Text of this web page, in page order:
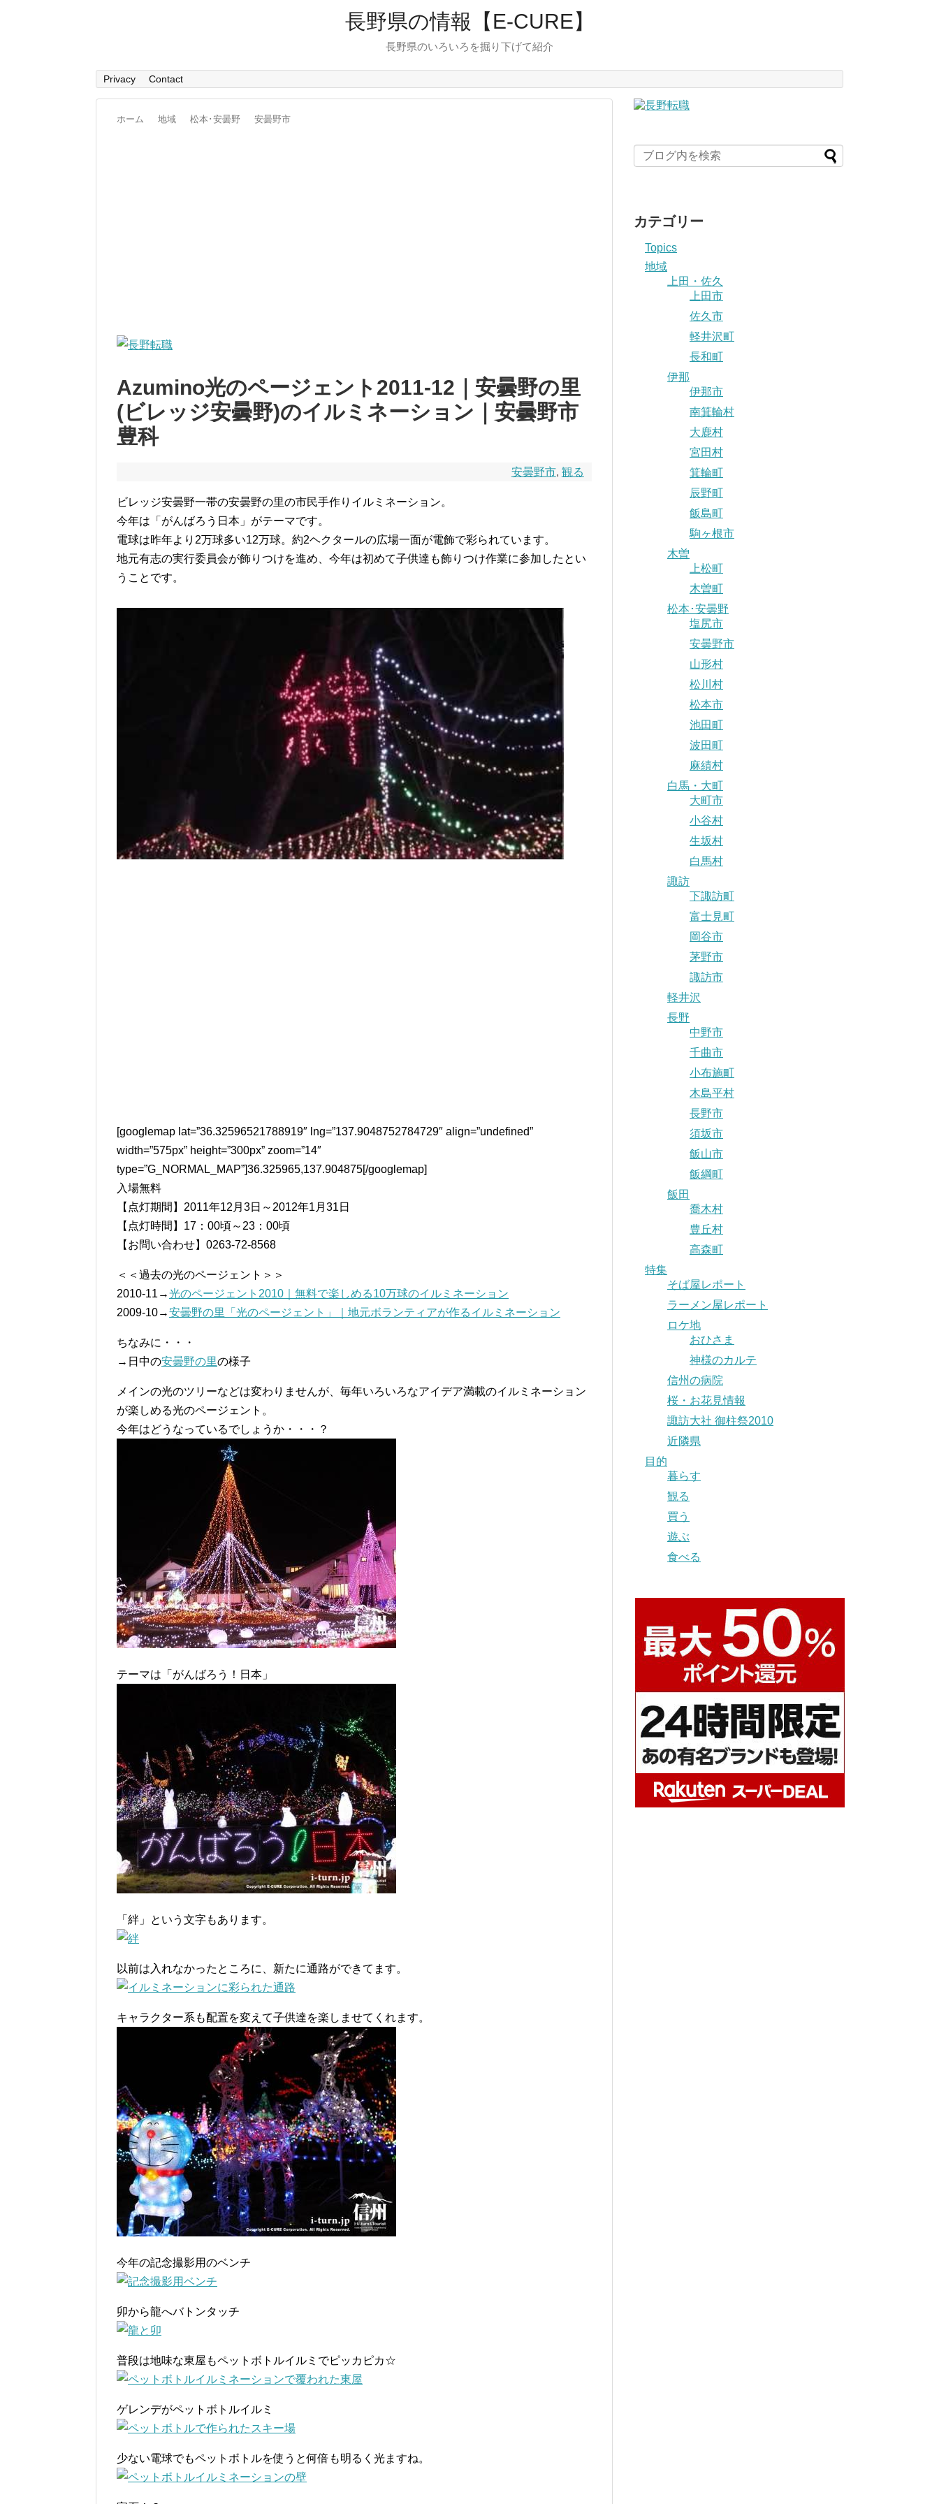
長野県の情報【E-CURE】
長野県のいろいろを掘り下げて紹介
Privacy Contact
ホーム 地域 松本･安曇野 安曇野市
Azumino光のページェント2011-12｜安曇野の里
(ビレッジ安曇野)のイルミネーション｜安曇野市
豊科
安曇野市, 観る
ビレッジ安曇野一帯の安曇野の里の市民手作りイルミネーション。
今年は「がんばろう日本」がテーマです。
電球は昨年より2万球多い12万球。約2ヘクタールの広場一面が電飾で彩られています。
地元有志の実行委員会が飾りつけを進め、今年は初めて子供達も飾りつけ作業に参加したとい
うことです。
[googlemap lat=”36.32596521788919″ lng=”137.9048752784729″ align=”undefined”
width=”575px” height=”300px” zoom=”14″
type=”G_NORMAL_MAP”]36.325965,137.904875[/googlemap]
入場無料
【点灯期間】2011年12月3日～2012年1月31日
【点灯時間】17：00頃～23：00頃
【お問い合わせ】0263-72-8568
＜＜過去の光のページェント＞＞
2010-11→光のページェント2010｜無料で楽しめる10万球のイルミネーション
2009-10→安曇野の里「光のページェント」｜地元ボランティアが作るイルミネーション
ちなみに・・・
→日中の安曇野の里の様子
メインの光のツリーなどは変わりませんが、毎年いろいろなアイデア満載のイルミネーション
が楽しめる光のページェント。
今年はどうなっているでしょうか・・・？
テーマは「がんばろう！日本」
「絆」という文字もあります。
以前は入れなかったところに、新たに通路ができてます。
キャラクター系も配置を変えて子供達を楽しませてくれます。
今年の記念撮影用のベンチ
卯から龍へバトンタッチ
普段は地味な東屋もペットボトルイルミでピッカピカ☆
ゲレンデがペットボトルイルミ
少ない電球でもペットボトルを使うと何倍も明るく光ますね。
カテゴリー
Topics
地域
上田・佐久
上田市
佐久市
軽井沢町
長和町
伊那
伊那市
南箕輪村
大鹿村
宮田村
箕輪町
辰野町
飯島町
駒ヶ根市
木曽
上松町
木曽町
松本･安曇野
塩尻市
安曇野市
山形村
松川村
松本市
池田町
波田町
麻績村
白馬・大町
大町市
小谷村
生坂村
白馬村
諏訪
下諏訪町
富士見町
岡谷市
茅野市
諏訪市
軽井沢
長野
中野市
千曲市
小布施町
木島平村
長野市
須坂市
飯山市
飯綱町
飯田
喬木村
豊丘村
高森町
特集
そば屋レポート
ラーメン屋レポート
ロケ地
おひさま
神様のカルテ
信州の病院
桜・お花見情報
諏訪大社 御柱祭2010
近隣県
目的
暮らす
観る
買う
遊ぶ
食べる